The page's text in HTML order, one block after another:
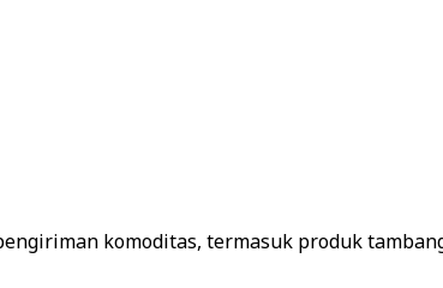
komoditas, termasuk produk